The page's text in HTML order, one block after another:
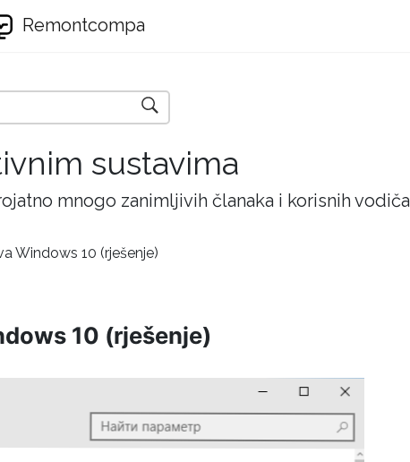
Remontcompa
sustavima
mnogo zanimljivih članaka i korisnih vodiča
Windows 10 (rješenje)
10 (rješenje)